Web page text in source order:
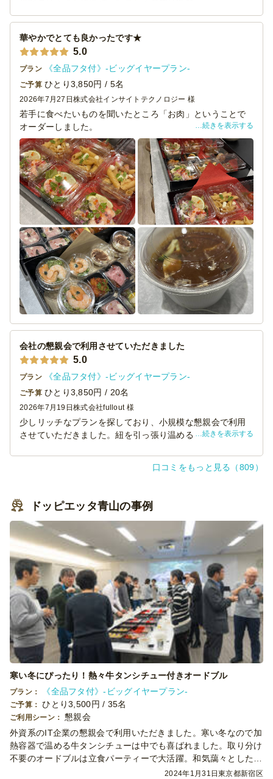
お味も良くボリュームもあり普段から美味しいものを食べ
慣れている女性陣から「美味しかった！大満足」と褒めら
れました。
有名レストランがデリバリーメニューを始めたのかと勘違
いされたかたもいらっしゃるぐらい。
またこのような機会に利用させていただきます。
華やかでとても良かったです★
5.0
プラン 《全品フタ付》-ビッグイヤープラン-
ご予算 ひとり3,850円 / 5名
2026年7月27日 株式会社インサイトテクノロジー 様
若手に食べたいものを聞いたところ「お肉」ということで
オーダーしました。
これ以外に他店さんも利用して、バラエティに富んだ内容
にしました。
こちらのケータリングは華やかでどれもおいしかったで
す！
昨年は和食の有名店で頼んだのですが、中には若者ウケし
ないものも多く・・
今年は多いかなと思うくらい注文したのですが、あっとい
う間になくなってしまいました！
ビーフシチューは紐を引くと温まる方式でとても楽。
プチデザートも良い！
また次回頼もうと思いました！
続きを表示する
会社の懇親会で利用させていただきました
5.0
プラン 《全品フタ付》-ビッグイヤープラン-
ご予算 ひとり3,850円 / 20名
2026年7月19日 株式会社fullout 様
少しリッチなプランを探しており、小規模な懇親会で利用
させていただきました。紐を引っ張り温めるタイプの容器
続きを表示する
口コミをもっと見る（809）
ドッピエッタ青山の事例
寒い冬にぴったり！熱々牛タンシチュー付きオードブル
プラン： 《全品フタ付》-ビッグイヤープラン-
ご予算： ひとり3,500円 / 35名
ご利用シーン： 懇親会
外資系のIT企業の懇親会で利用いただきました。寒い冬なので加
熱容器で温める牛タンシチューは中でも喜ばれました。取り分け
不要のオードブルは立食パーティーで大活躍。和気藹々とした空
2024年1月31日東京都新宿区